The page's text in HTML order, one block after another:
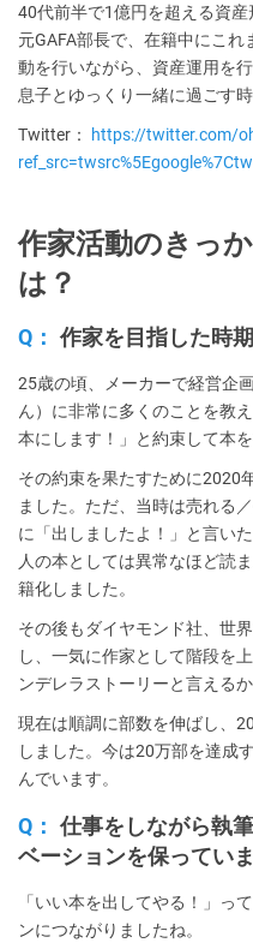
40代前半で1億円を超える資産
元GAFA部長で、在籍中にこ
動を行いながら、資産運用を
息子とゆっくり一緒に過ごす
Twitter：
https://twitter.com/
作家活動のきっ
は？
Q： 作家を目指した時
25歳の頃、メーカーで経営企
ん）に非常に多くのことを教
本にします！」と約束して本
その約束を果たすために2020
ました。ただ、当時は売れる
に「出しましたよ！」と言い
人の本としては異常なほど読
籍化しました。
その後もダイヤモンド社、世
し、一気に作家として階段を
ンデレラストーリーと言えるか
現在は順調に部数を伸ばし、
しました。今は20万部を達成
んでいます。
Q： 仕事をしながら執
ベーションを保ってい
「いい本を出してやる！」っ
ンにつながりましたね。